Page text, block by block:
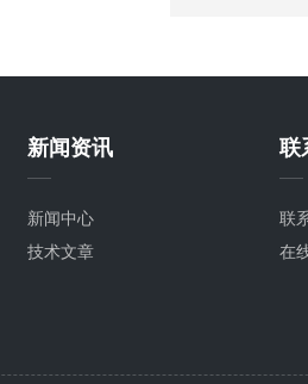
新闻资讯
新闻中心
技术文章
联
联
在